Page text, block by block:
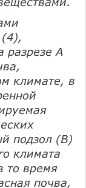
(4),
разрезе А
климате, в
подзол (В)
климата
то время
почва,